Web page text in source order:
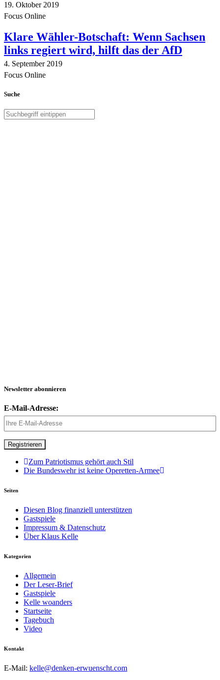
19. Oktober 2019
Focus Online
Klare Wähler-Botschaft: Wenn Sachsen
links regiert wird, hilft das der AfD
4. September 2019
Focus Online
Suche
Newsletter abonnieren
E-Mail-Adresse:
Zum Patriotismus gehört auch Stil
Die Bundeswehr ist keine Operetten-Armee
Seiten
Diesen Blog finanziell unterstützen
Gastspiele
Impressum & Datenschutz
Über Klaus Kelle
Kategorien
Allgemein
Der Leser-Brief
Gastspiele
Kelle woanders
Startseite
Tagebuch
Video
Kontakt
E-Mail: kelle@denken-erwuenscht.com